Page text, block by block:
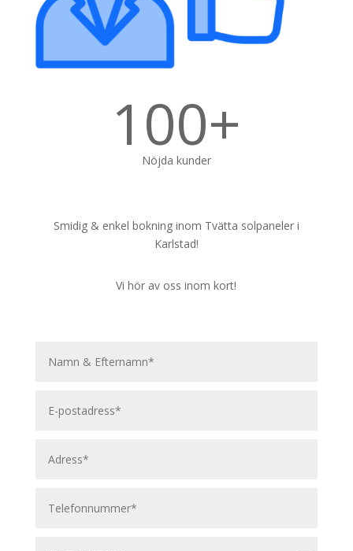
100+
Nöjda kunder
Smidig & enkel bokning inom Tvätta solpaneler i
Karlstad!
Vi hör av oss inom kort!